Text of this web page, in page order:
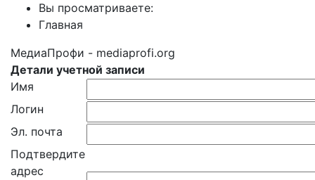
Вы просматриваете:
Главная
МедиаПрофи - mediaprofi.org
Детали учетной записи
Имя
Логин
Эл. почта
Подтвердите
адрес